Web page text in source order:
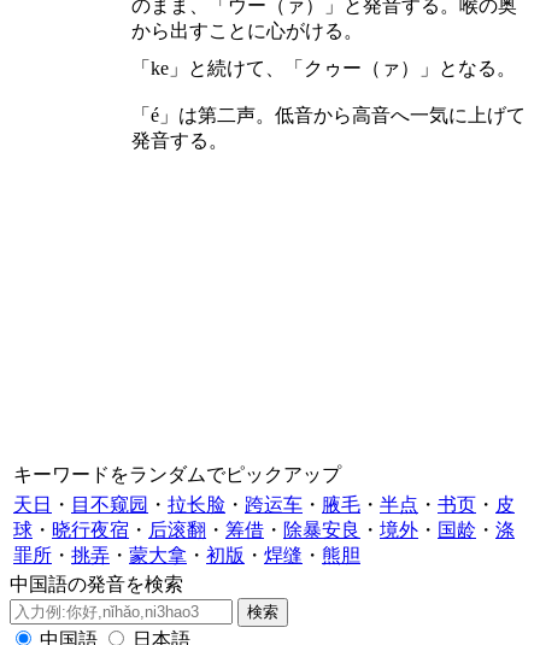
のまま、「ウー（ァ）」と発音する。喉の奥
から出すことに心がける。
「ke」と続けて、「クゥー（ァ）」となる。
「é」は第二声。低音から高音へ一気に上げて
発音する。
キーワードをランダムでピックアップ
天日
・ 目不窥园 ・ 拉长脸 ・ 跨运车 ・ 腋毛 ・ 半点 ・ 书页 ・ 皮
球 ・ 晓行夜宿 ・ 后滚翻 ・ 筹借 ・ 除暴安良 ・ 境外 ・ 国龄 ・ 涤
罪所 ・ 挑弄 ・ 蒙大拿 ・ 初版 ・ 焊缝 ・ 熊胆
中国語の発音を検索
中国語 日本語